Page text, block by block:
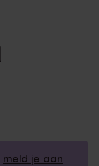
meld je aan